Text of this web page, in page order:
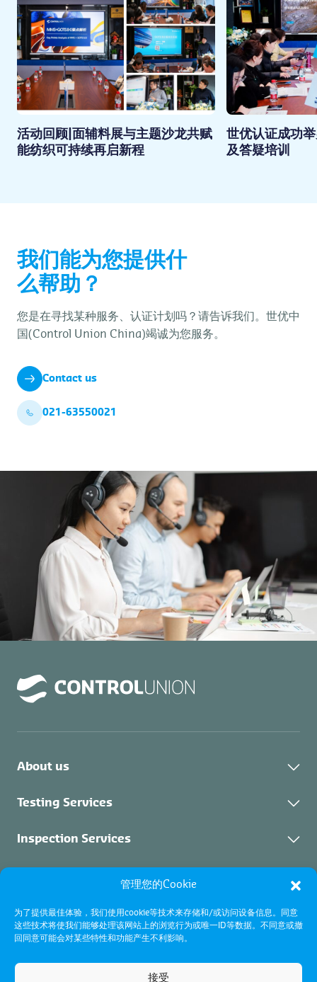
管理您的Cookie
为了提供最佳体验，我们使用cookie等技术来存储和/或访问设备信息。同意
这些技术将使我们能够处理该网站上的浏览行为或唯一ID等数据。不同意或撤
回同意可能会对某些特性和功能产生不利影响。
接受
活动回顾|面辅料展与主题沙龙共赋
能纺织可持续再启新程
世优认证成功
及答疑培训
我们能为您提供什
么帮助？
您是在寻找某种服务、认证计划吗？请告诉我们。世优中
国(Control Union China)竭诚为您服务。
Contact us
021-63550021
About us
关于我们
船舶性能中心（VPC）
Testing Services
实验室检测
Inspection Services
工业检验
货品检验
关于证书
认证项目
条款及细则
Cookie政策